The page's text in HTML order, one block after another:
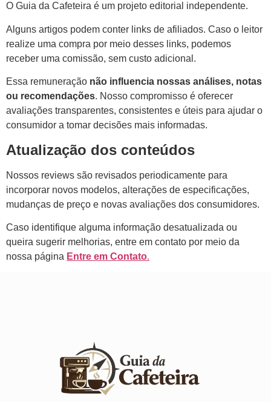
O Guia da Cafeteira é um projeto editorial independente.
Alguns artigos podem conter links de afiliados. Caso o leitor
realize uma compra por meio desses links, podemos
receber uma comissão, sem custo adicional.
Essa remuneração não influencia nossas análises, notas
ou recomendações. Nosso compromisso é oferecer
avaliações transparentes, consistentes e úteis para ajudar o
consumidor a tomar decisões mais informadas.
Atualização dos conteúdos
Nossos reviews são revisados periodicamente para
incorporar novos modelos, alterações de especificações,
mudanças de preço e novas avaliações dos consumidores.
Caso identifique alguma informação desatualizada ou
queira sugerir melhorias, entre em contato por meio da
nossa página Entre em Contato.